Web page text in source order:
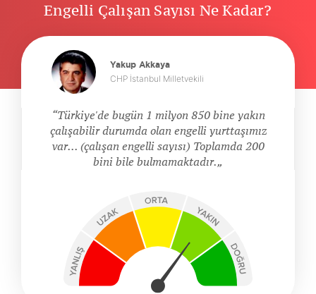
Engelli Çalışan Sayısı Ne Kadar?
Yakup Akkaya
CHP İstanbul Milletvekili
Türkiye'de bugün 1 milyon 850 bine yakın
çalışabilir durumda olan engelli yurttaşımız
var... (çalışan engelli sayısı) Toplamda 200
bini bile bulmamaktadır.